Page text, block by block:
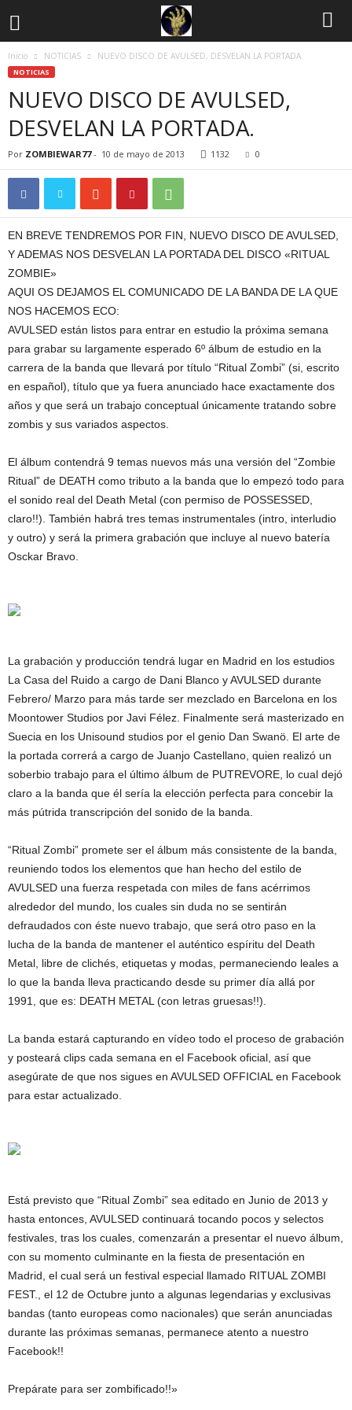
Inicio NOTICIAS NUEVO DISCO DE AVULSED, DESVELAN LA PORTADA.
NOTICIAS
NUEVO DISCO DE AVULSED,
DESVELAN LA PORTADA.
Por ZOMBIEWAR77- 10 de mayo de 2013 1132 0
EN BREVE TENDREMOS POR FIN, NUEVO DISCO DE AVULSED,
Y ADEMAS NOS DESVELAN LA PORTADA DEL DISCO «RITUAL
ZOMBIE»
AQUI OS DEJAMOS EL COMUNICADO DE LA BANDA DE LA QUE
NOS HACEMOS ECO:
AVULSED están listos para entrar en estudio la próxima semana
para grabar su largamente esperado 6º álbum de estudio en la
carrera de la banda que llevará por título “Ritual Zombi” (si, escrito
en español), título que ya fuera anunciado hace exactamente dos
años y que será un trabajo conceptual únicamente tratando sobre
zombis y sus variados aspectos.
El álbum contendrá 9 temas nuevos más una versión del “Zombie
Ritual” de DEATH como tributo a la banda que lo empezó todo para
el sonido real del Death Metal (con permiso de POSSESSED,
claro!!). También habrá tres temas instrumentales (intro, interludio
y outro) y será la primera grabación que incluye al nuevo batería
Osckar Bravo.
La grabación y producción tendrá lugar en Madrid en los estudios
La Casa del Ruido a cargo de Dani Blanco y AVULSED durante
Febrero/ Marzo para más tarde ser mezclado en Barcelona en los
Moontower Studios por Javi Félez. Finalmente será masterizado en
Suecia en los Unisound studios por el genio Dan Swanö. El arte de
la portada correrá a cargo de Juanjo Castellano, quien realizó un
soberbio trabajo para el último álbum de PUTREVORE, lo cual dejó
claro a la banda que él sería la elección perfecta para concebir la
más pútrida transcripción del sonido de la banda.
“Ritual Zombi” promete ser el álbum más consistente de la banda,
reuniendo todos los elementos que han hecho del estilo de
AVULSED una fuerza respetada con miles de fans acérrimos
alrededor del mundo, los cuales sin duda no se sentirán
defraudados con éste nuevo trabajo, que será otro paso en la
lucha de la banda de mantener el auténtico espíritu del Death
Metal, libre de clichés, etiquetas y modas, permaneciendo leales a
lo que la banda lleva practicando desde su primer día allá por
1991, que es: DEATH METAL (con letras gruesas!!).
La banda estará capturando en vídeo todo el proceso de grabación
y posteará clips cada semana en el Facebook oficial, así que
asegúrate de que nos sigues en AVULSED OFFICIAL en Facebook
para estar actualizado.
Está previsto que “Ritual Zombi” sea editado en Junio de 2013 y
hasta entonces, AVULSED continuará tocando pocos y selectos
festivales, tras los cuales, comenzarán a presentar el nuevo álbum,
con su momento culminante en la fiesta de presentación en
Madrid, el cual será un festival especial llamado RITUAL ZOMBI
FEST., el 12 de Octubre junto a algunas legendarias y exclusivas
bandas (tanto europeas como nacionales) que serán anunciadas
durante las próximas semanas, permanece atento a nuestro
Facebook!!
Prepárate para ser zombificado!!»